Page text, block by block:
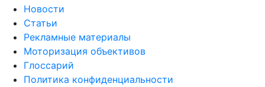
Новости
Статьи
Рекламные материалы
Моторизация объективов
Глоссарий
Политика конфиденциальности